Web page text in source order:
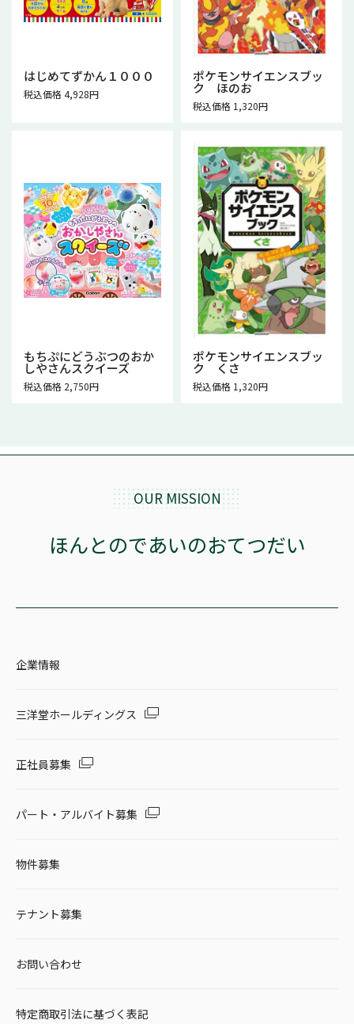
はじめてずかん１０００
税込価格 4,928円
ポケモンサイエンスブッ
ク ほのお
税込価格 1,320円
もちぷにどうぶつのおか
しやさんスクイーズ
税込価格 2,750円
ポケモンサイエンスブッ
ク くさ
税込価格 1,320円
OUR MISSION
ほんとのであいのおてつだい
企業情報
三洋堂ホールディングス
正社員募集
パート・アルバイト募集
物件募集
テナント募集
お問い合わせ
特定商取引法に基づく表記